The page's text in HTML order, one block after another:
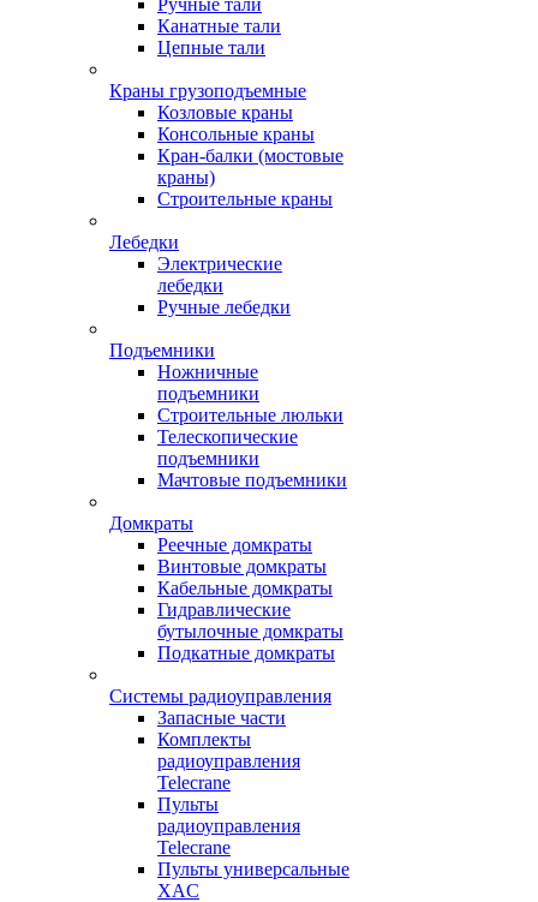
Ручные тали
Канатные тали
Цепные тали
Краны грузоподъемные
Козловые краны
Консольные краны
Кран-балки (мостовые
краны)
Строительные краны
Лебедки
Электрические
лебедки
Ручные лебедки
Подъемники
Ножничные
подъемники
Строительные люльки
Телескопические
подъемники
Мачтовые подъемники
Домкраты
Реечные домкраты
Винтовые домкраты
Кабельные домкраты
Гидравлические
бутылочные домкраты
Подкатные домкраты
Системы радиоуправления
Запасные части
Комплекты
радиоуправления
Telecrane
Пульты
радиоуправления
Telecrane
Пульты универсальные
XAC